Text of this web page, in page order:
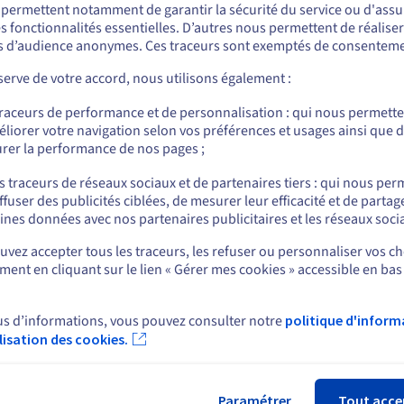
forces. L'écosystème de plugins couvre tout, de la
et de détection de plagiat. L'installation et la
d'écrire sur le système de fichiers du serveur, ce qui n'est pas
Un VPS vous donne une liberté totale pour installer, tester et
programme.
étudiants
personnelles sensibles, y compris les identités des étudiants,
Un VPS fournit un environnement serveur isolé où les
les autorisations de base de données sont entièrement entre
protection des données est plus simple lorsque vous avez une
sont stockées et comment elles sont traitées.
pour votre VPS Moodle ?
Évolutivité et déploiement
commander, rendez-vous sur le site de votre pays (États-Unis) et créez un
us.ovhcloud.com/
Anglais USD - $
ou
sur le site actuel
un autre site web
notamment de garantir la sécurité du service ou
fonctionnalités essentielles. D’autres nous permettent de
d’audience anonymes. Ces traceurs sont exemptés de
de votre accord, nous utilisons également :
de performance et de personnalisation : qui nous
votre navigation selon vos préférences et usages ainsi que
la performance de nos pages ;
traceurs de réseaux sociaux et de partenaires tiers : qui nous
des publicités ciblées, de mesurer leur efficacité et de
données avec nos partenaires publicitaires et les réseaux
accepter tous les traceurs, les refuser ou personnaliser vos
en cliquant sur le lien « Gérer mes cookies » accessible en
d’informations, vous pouvez consulter notre politique
des cookies.
Paramétrer Tout